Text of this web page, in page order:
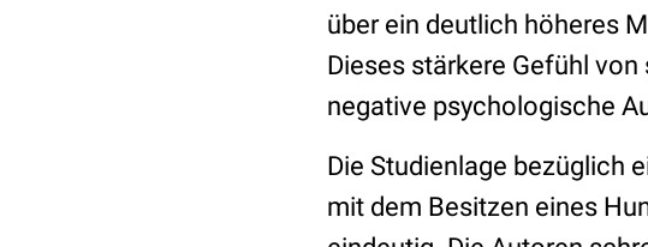
über ein deutlich höheres
Dieses stärkere Gefühl
negative psychologische
Die Studienlage bezüglich
mit dem Besitzen eines